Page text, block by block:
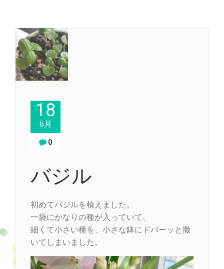
18
6月
0
バジル
初めてバジルを植えました。
一袋にかなりの種が入っていて、
細くて小さい種を、小さな鉢にドバーッと撒
いてしまいました。